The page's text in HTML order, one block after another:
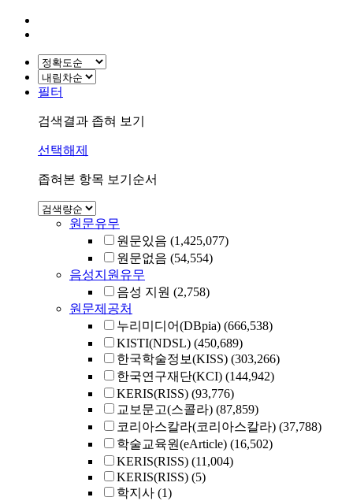
필터
검색결과 좁혀 보기
선택해제
좁혀본 항목 보기순서
원문유무
원문있음 (1,425,077)
원문없음 (54,554)
음성지원유무
음성 지원 (2,758)
원문제공처
누리미디어(DBpia) (666,538)
KISTI(NDSL) (450,689)
한국학술정보(KISS) (303,266)
한국연구재단(KCI) (144,942)
KERIS(RISS) (93,776)
교보문고(스콜라) (87,859)
코리아스칼라(코리아스칼라) (37,788)
학술교육원(eArticle) (16,502)
KERIS(RISS) (11,004)
KERIS(RISS) (5)
학지사 (1)